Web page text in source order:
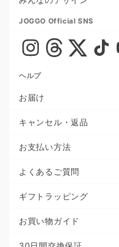
JOGGO Official SNS
ヘルプ
お届け
キャンセル・返品
お支払い方法
よくあるご質問
ギフトラッピング
お買い物ガイド